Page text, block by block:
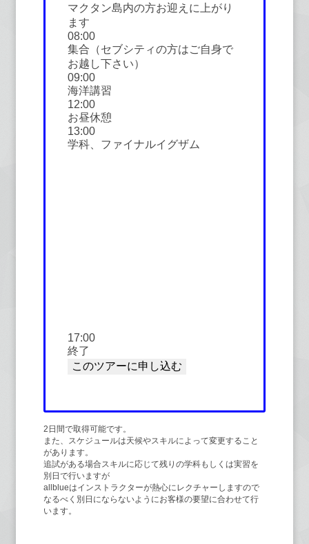
マクタン島内の方お迎えに上がり
ます
08:00
集合（セブシティの方はご自身で
お越し下さい）
09:00
海洋講習
12:00
お昼休憩
13:00
学科、ファイナルイグザム
17:00
終了
2日間で取得可能です。
また、スケジュールは天候やスキルによって変更すること
があります。
追試がある場合スキルに応じて残りの学科もしくは実習を
別日で行いますが
allblueはインストラクターが熱心にレクチャーしますので
なるべく別日にならないようにお客様の要望に合わせて行
います。